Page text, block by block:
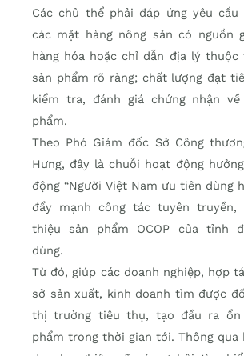
Các chủ thể phải đáp ứng yêu
các mặt hàng nông sản có nguồn
hàng hóa hoặc chỉ dẫn địa lý
sản phẩm rõ ràng; chất lượng đạt
kiểm tra, đánh giá chứng nhận
phẩm.
Theo Phó Giám đốc Sở Công
Hưng, đây là chuỗi hoạt động
động “Người Việt Nam ưu tiên dùng
đẩy mạnh công tác tuyên truyền,
thiệu sản phẩm OCOP của tỉnh
dùng.
Từ đó, giúp các doanh nghiệp, hợp
sở sản xuất, kinh doanh tìm được
thị trường tiêu thụ, tạo đầu ra ổn
phẩm trong thời gian tới. Thông qua